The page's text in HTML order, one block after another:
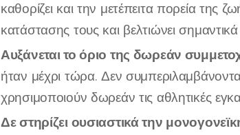
καθορίζει και την μετέπειτα πορεία της
κατάστασης τους και βελτιώνει
Αυξάνεται το όριο της δωρεάν
ήταν μέχρι τώρα. Δεν
χρησιμοποιούν δωρεάν τις αθλητικές
Δε στηρίζει ουσιαστικά την